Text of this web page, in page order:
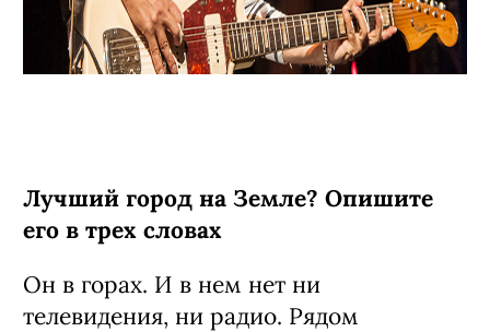
Лучший город на Земле? Опишите
его в трех словах
Он в горах. И в нем нет ни
телевидения, ни радио. Рядом